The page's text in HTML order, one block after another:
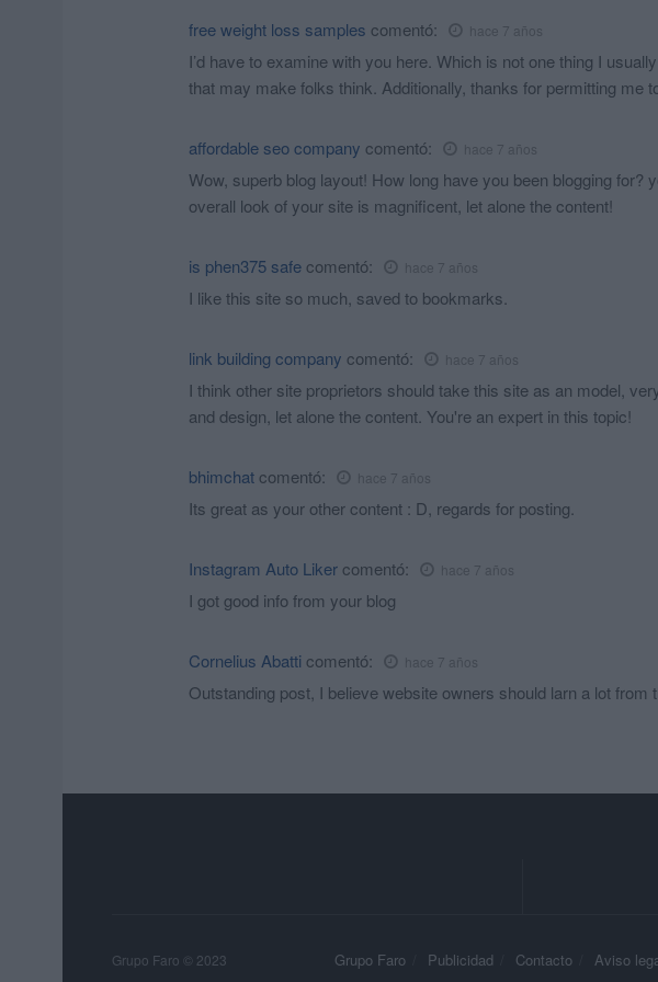
free weight loss samples comentó: hace 7 años
I’d have to examine with you here. Which is not one thing I
that may make folks think. Additionally, thanks for permitting me
affordable seo company comentó: hace 7 años
Wow, superb blog layout! How long have you been blogging for?
overall look of your site is magnificent, let alone the content!
is phen375 safe comentó: hace 7 años
I like this site so much, saved to bookmarks.
link building company comentó: hace 7 años
I think other site proprietors should take this site as an model,
and design, let alone the content. You're an expert in this topic!
bhimchat comentó: hace 7 años
Its great as your other content : D, regards for posting.
Instagram Auto Liker comentó: hace 7 años
I got good info from your blog
Cornelius Abatti comentó: hace 7 años
Outstanding post, I believe website owners should larn a lot from
Grupo Faro Publicidad Contacto Aviso
Grupo Faro © 2023